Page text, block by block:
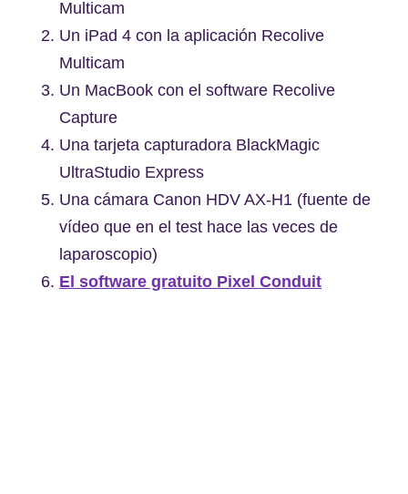
Multicam
Un iPad 4 con la aplicación Recolive
Multicam
Un MacBook con el software Recolive
Capture
Una tarjeta capturadora BlackMagic
UltraStudio Express
Una cámara Canon HDV AX-H1 (fuente de
vídeo que en el test hace las veces de
laparoscopio)
El software gratuito Pixel Conduit